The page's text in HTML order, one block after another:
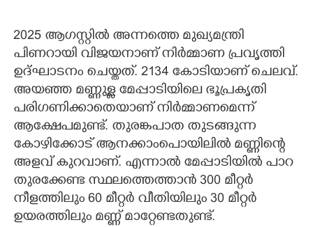
2025 ആഗസ്റ്റിൽ അന്നത്തെ മുഖ്യമന്ത്രി
പിണറായി വിജയനാണ് നിർമ്മാണ പ്രവൃത്തി
ഉദ്ഘാടനം ചെയ്തത്. 2134 കോടിയാണ് ചെലവ്.
അയഞ്ഞ മണ്ണുള്ള മേപ്പാടിയിലെ ഭൂപ്രകൃതി
പരിഗണിക്കാതെയാണ് നിർമ്മാണമെന്ന്
ആക്ഷേപമുണ്ട്. തുരങ്കപാത തുടങ്ങുന്ന
കോഴിക്കോട് ആനക്കാംപൊയിലിൽ മണ്ണിന്റെ
അളവ് കുറവാണ്. എന്നാൽ മേപ്പാടിയിൽ പാറ
തുരക്കേണ്ട സ്ഥലത്തെത്താൻ 300 മീറ്റർ
നീളത്തിലും 60 മീറ്റർ വീതിയിലും 30 മീറ്റർ
ഉയരത്തിലും മണ്ണ് മാറ്റേണ്ടതുണ്ട്.